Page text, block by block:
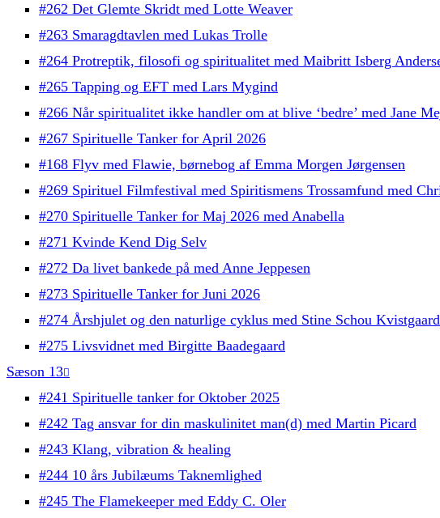
#262 Det Glemte Skridt med Lotte Weaver
#263 Smaragdtavlen med Lukas Trolle
#264 Protreptik, filosofi og spiritualitet med Maibritt Isberg
#265 Tapping og EFT med Lars Mygind
#266 Når spiritualitet ikke handler om at blive ‘bedre’ med Jane
#267 Spirituelle Tanker for April 2026
#168 Flyv med Flawie, børnebog af Emma Morgen Jørgensen
#269 Spirituel Filmfestival med Spiritismens Trossamfund med
#270 Spirituelle Tanker for Maj 2026 med Anabella
#271 Kvinde Kend Dig Selv
#272 Da livet bankede på med Anne Jeppesen
#273 Spirituelle Tanker for Juni 2026
#274 Årshjulet og den naturlige cyklus med Stine Schou Kvistgaard
#275 Livsvidnet med Birgitte Baadegaard
Sæson 13
#241 Spirituelle tanker for Oktober 2025
#242 Tag ansvar for din maskulinitet man(d) med Martin Picard
#243 Klang, vibration & healing
#244 10 års Jubilæums Taknemlighed
#245 The Flamekeeper med Eddy C. Oler